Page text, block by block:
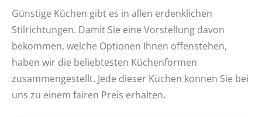
Günstige Küchen gibt es in allen erdenklichen
Stilrichtungen. Damit Sie eine Vorstellung davon
bekommen, welche Optionen Ihnen offenstehen,
haben wir die beliebtesten Küchenformen
zusammengestellt. Jede dieser Küchen können Sie bei
uns zu einem fairen Preis erhalten.